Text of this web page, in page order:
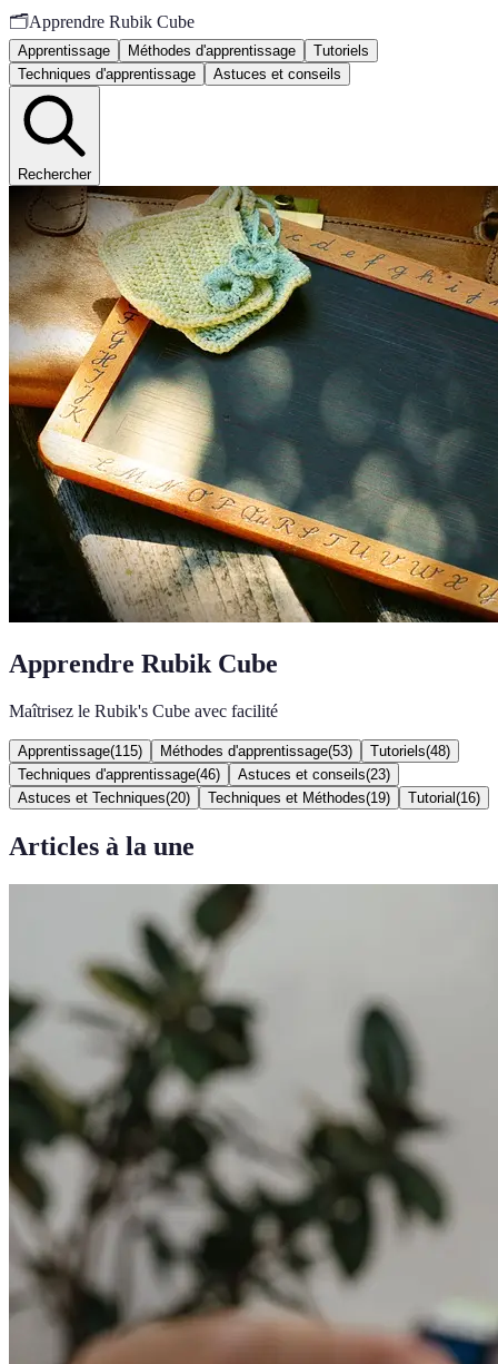
🗂️Apprendre Rubik Cube
Apprentissage Méthodes d'apprentissage
Tutoriels
Techniques d'apprentissage
Astuces et conseils
Rechercher
Apprendre Rubik Cube
Maîtrisez le Rubik's Cube avec facilité
Apprentissage(115) Méthodes d'apprentissage(53) Tutoriels(48)
Techniques d'apprentissage(46) Astuces et conseils(23)
Astuces et Techniques(20) Techniques et Méthodes(19) Tutorial (16)
Articles à la une